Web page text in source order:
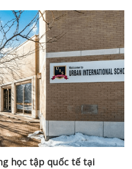
học tập quốc tế tại